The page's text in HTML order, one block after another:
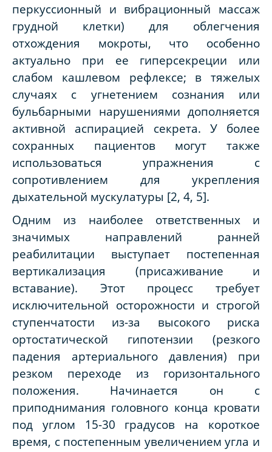
перкуссионный и вибрационный массаж
грудной клетки) для облегчения
отхождения мокроты, что особенно
актуально при ее гиперсекреции или
слабом кашлевом рефлексе; в тяжелых
случаях с угнетением сознания или
бульбарными нарушениями дополняется
активной аспирацией секрета. У более
сохранных пациентов могут также
использоваться упражнения с
сопротивлением для укрепления
дыхательной мускулатуры [2, 4, 5].
Одним из наиболее ответственных и
значимых направлений ранней
реабилитации выступает постепенная
вертикализация (присаживание и
вставание). Этот процесс требует
исключительной осторожности и строгой
ступенчатости из-за высокого риска
ортостатической гипотензии (резкого
падения артериального давления) при
резком переходе из горизонтального
положения. Начинается он с
приподнимания головного конца кровати
под углом 15-30 градусов на короткое
время, с постепенным увеличением угла и